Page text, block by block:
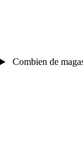
Combien de